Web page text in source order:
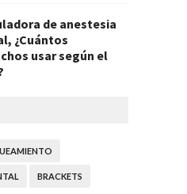
de anestesia
¿Cuántos
usar según el
BRACKETS